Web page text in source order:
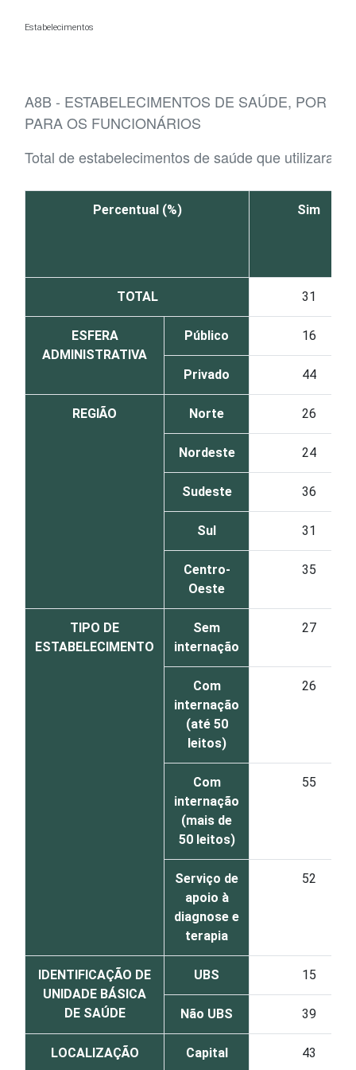
Estabelecimentos
A8B - ESTABELECIMENTOS DE SAÚDE, POR
PARA OS FUNCIONÁRIOS
Total de estabelecimentos de saúde que utilizaram
Percentual (%) Sim
TOTAL 31
ESFERA
ADMINISTRATIVA
Público 16
Privado 44
REGIÃO Norte 26
Nordeste 24
Sudeste 36
Sul 31
Centro-
Oeste
35
TIPO DE
ESTABELECIMENTO
Sem
internação
27
Com
internação
(até 50
leitos)
26
Com
internação
(mais de
50 leitos)
55
Serviço de
apoio à
diagnose e
terapia
52
IDENTIFICAÇÃO DE
UNIDADE BÁSICA
DE SAÚDE
UBS 15
Não UBS 39
LOCALIZAÇÃO Capital 43